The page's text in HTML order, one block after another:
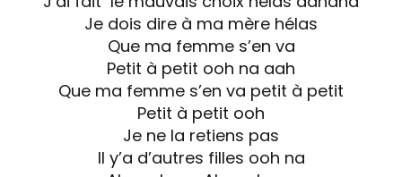
Je dois dire à ma mère hélas
Que ma femme s’en va
Petit à petit ooh na aah
Que ma femme s’en va petit à petit
Petit à petit ooh
Je ne la retiens pas
Il y’a d’autres filles ooh na